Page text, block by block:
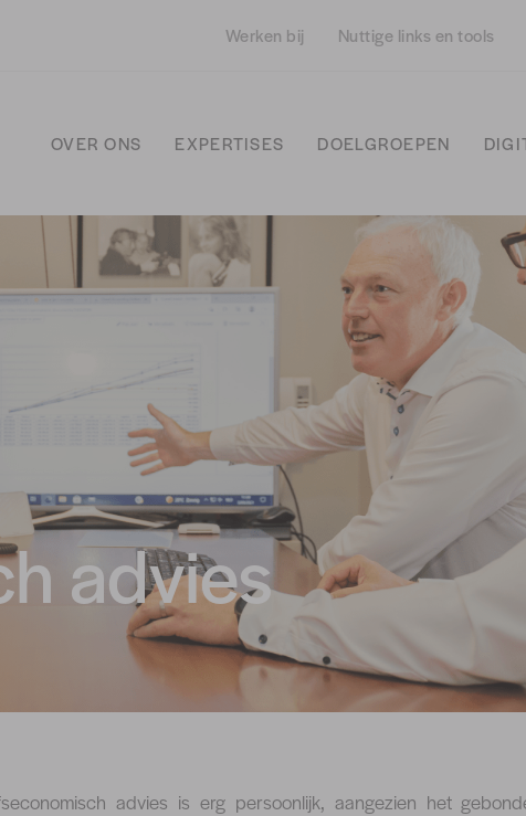
Werken bij Nuttige links en tools
OVER ONS EXPERTISES DOELGROEPEN
advies
advies is erg persoonlijk, aangezien het